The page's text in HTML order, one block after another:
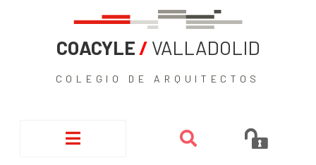
COACYLE / VALLADOLID
COLEGIO DE ARQUITECTOS